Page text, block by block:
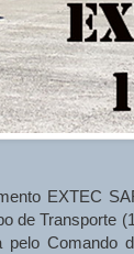
EXTEC
de Transporte
pelo Comando